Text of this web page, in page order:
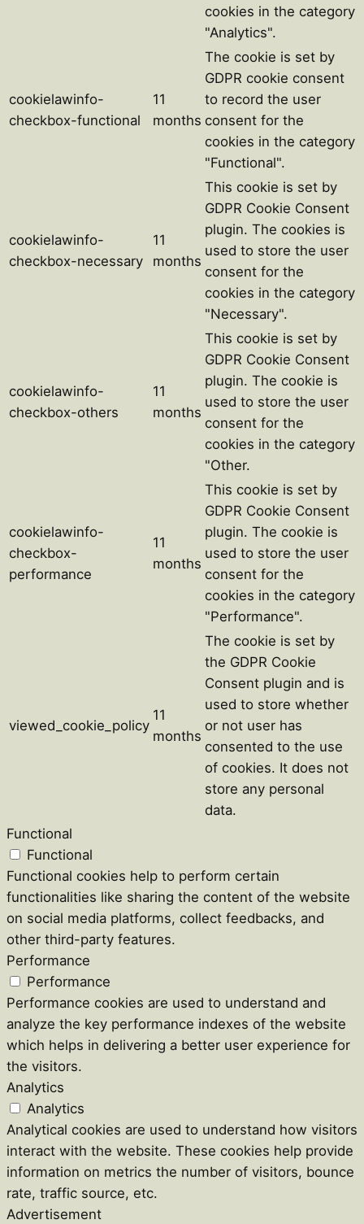
cookies in the category
"Analytics".
cookielawinfo-
checkbox-functional
11
months
The cookie is set by
GDPR cookie consent
to record the user
consent for the
cookies in the category
"Functional".
cookielawinfo-
checkbox-necessary
11
months
This cookie is set by
GDPR Cookie Consent
plugin. The cookies is
used to store the user
consent for the
cookies in the category
"Necessary".
cookielawinfo-
checkbox-others
11
months
This cookie is set by
GDPR Cookie Consent
plugin. The cookie is
used to store the user
consent for the
cookies in the category
"Other.
cookielawinfo-
checkbox-
performance
11
months
This cookie is set by
GDPR Cookie Consent
plugin. The cookie is
used to store the user
consent for the
cookies in the category
"Performance".
viewed_cookie_policy
11
months
The cookie is set by
the GDPR Cookie
Consent plugin and is
used to store whether
or not user has
consented to the use
of cookies. It does not
store any personal
data.
Functional
Functional
Functional cookies help to perform certain
functionalities like sharing the content of the website
on social media platforms, collect feedbacks, and
other third-party features.
Performance
Performance
Performance cookies are used to understand and
analyze the key performance indexes of the website
which helps in delivering a better user experience for
the visitors.
Analytics
Analytics
Analytical cookies are used to understand how visitors
interact with the website. These cookies help provide
information on metrics the number of visitors, bounce
rate, traffic source, etc.
Advertisement